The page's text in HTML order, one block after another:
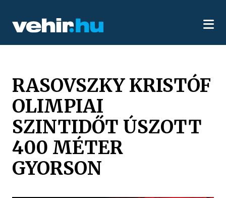
RASOVSZKY KRISTÓF
OLIMPIAI
SZINTIDŐT ÚSZOTT
400 MÉTER
GYORSON